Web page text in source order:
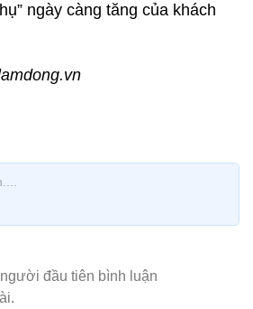
ngày càng tăng của khách